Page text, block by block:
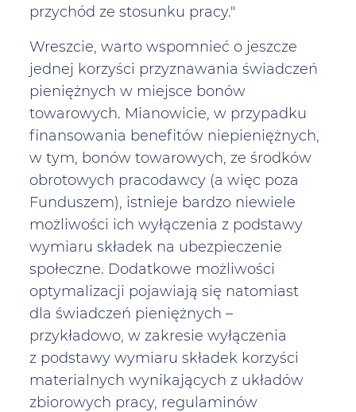
przychód ze stosunku pracy."
Wreszcie, warto wspomnieć o jeszcze
jednej korzyści przyznawania świadczeń
pieniężnych w miejsce bonów
towarowych. Mianowicie, w przypadku
finansowania benefitów niepieniężnych,
w tym, bonów towarowych, ze środków
obrotowych pracodawcy (a więc poza
Funduszem), istnieje bardzo niewiele
możliwości ich wyłączenia z podstawy
wymiaru składek na ubezpieczenie
społeczne. Dodatkowe możliwości
optymalizacji pojawiają się natomiast
dla świadczeń pieniężnych –
przykładowo, w zakresie wyłączenia
z podstawy wymiaru składek korzyści
materialnych wynikających z układów
zbiorowych pracy, regulaminów